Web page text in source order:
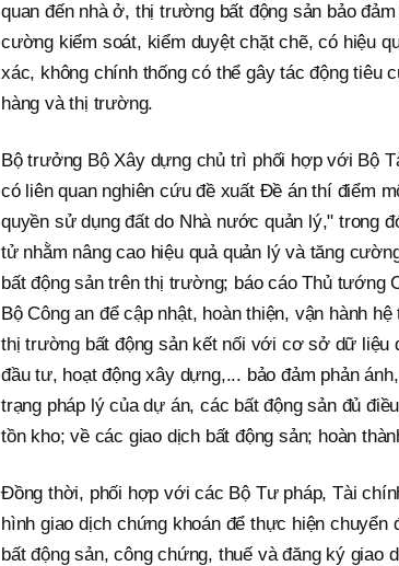
quan đến nhà ở, thị trường bất động sản bảo
cường kiểm soát, kiểm duyệt chặt chẽ, có hiệu
xác, không chính thống có thể gây tác động tiêu
hàng và thị trường.
Bộ trưởng Bộ Xây dựng chủ trì phối hợp với Bộ
có liên quan nghiên cứu đề xuất Đề án thí điểm
quyền sử dụng đất do Nhà nước quản lý," trong
tử nhằm nâng cao hiệu quả quản lý và tăng
bất động sản trên thị trường; báo cáo Thủ tướng
Bộ Công an để cập nhật, hoàn thiện, vận hành
thị trường bất động sản kết nối với cơ sở dữ liệu
đầu tư, hoạt động xây dựng,... bảo đảm phản
trạng pháp lý của dự án, các bất động sản đủ
tồn kho; về các giao dịch bất động sản; hoàn
Đồng thời, phối hợp với các Bộ Tư pháp, Tài
hình giao dịch chứng khoán để thực hiện
bất động sản, công chứng, thuế và đăng ký giao